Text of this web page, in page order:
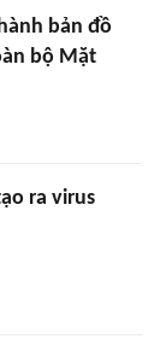
bản đồ
bộ Mặt
ra virus